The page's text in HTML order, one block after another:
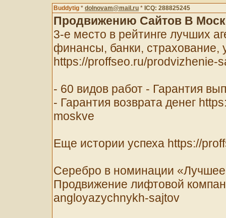
Buddytig * dolnovam@mail.ru * ICQ: 288825245
Продвижению Сайтов В
3-е место в рейтинге лучших
финансы, банки, страхование,
https://proffseo.ru/prodvizhenie-
- 60 видов работ - Гарантия
- Гарантия возврата денег
moskve
Еще истории успеха https://
Серебро в номинации
Продвижение лифтовой
angloyazychnykh-sajtov